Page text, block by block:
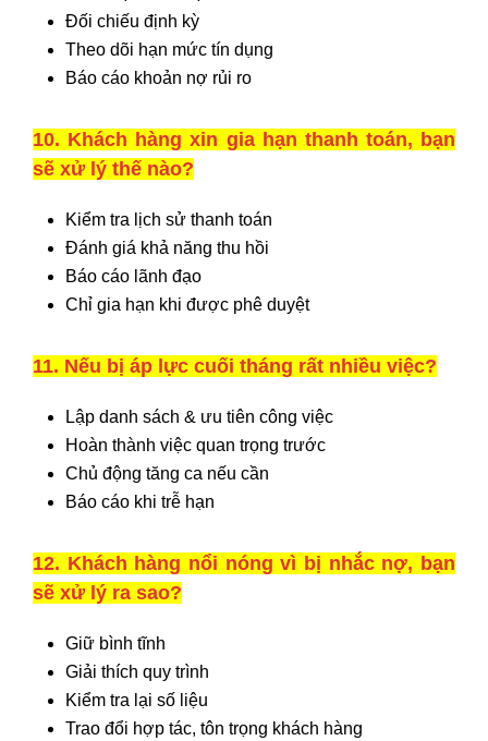
Đối chiếu định kỳ
Theo dõi hạn mức tín dụng
Báo cáo khoản nợ rủi ro
10. Khách hàng xin gia hạn thanh toán, bạn
sẽ xử lý thế nào?
Kiểm tra lịch sử thanh toán
Đánh giá khả năng thu hồi
Báo cáo lãnh đạo
Chỉ gia hạn khi được phê duyệt
11. Nếu bị áp lực cuối tháng rất nhiều việc?
Lập danh sách & ưu tiên công việc
Hoàn thành việc quan trọng trước
Chủ động tăng ca nếu cần
Báo cáo khi trễ hạn
12. Khách hàng nổi nóng vì bị nhắc nợ, bạn
sẽ xử lý ra sao?
Giữ bình tĩnh
Giải thích quy trình
Kiểm tra lại số liệu
Trao đổi hợp tác, tôn trọng khách hàng